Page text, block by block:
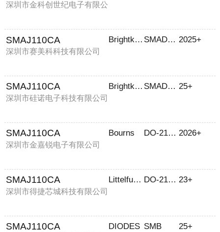
深圳市金科创世纪电子有限公
SMAJ110CA
深圳市赛美科科技有限公司
Brightking/君耀 SMADO-214AC 2025+
SMAJ110CA
深圳市硅诺电子科技有限公司
Brightking/君耀 SMADO-214AC 25+
SMAJ110CA
深圳市金嘉锐电子有限公司
Bourns DO-214AC 2026+
SMAJ110CA
深圳市得捷芯城科技有限公司
Littelfuse(美国力特) DO-214AC(SMA) 23+
SMAJ110CA DIODES SMB 25+